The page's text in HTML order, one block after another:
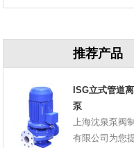
推荐产品
ISG立式管道
泵
上海沈泉泵阀
有限公司为您